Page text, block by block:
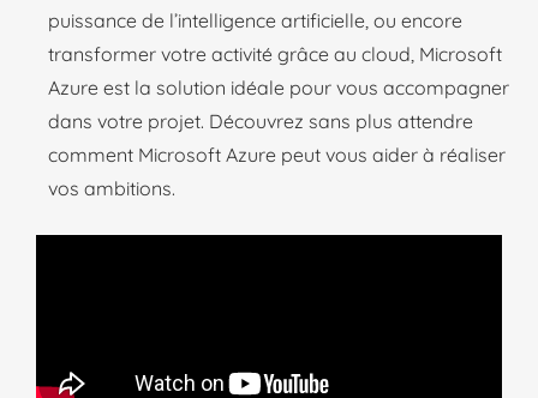
puissance de l’intelligence artificielle, ou encore
transformer votre activité grâce au cloud, Microsoft
Azure est la solution idéale pour vous accompagner
dans votre projet. Découvrez sans plus attendre
comment Microsoft Azure peut vous aider à réaliser
vos ambitions.